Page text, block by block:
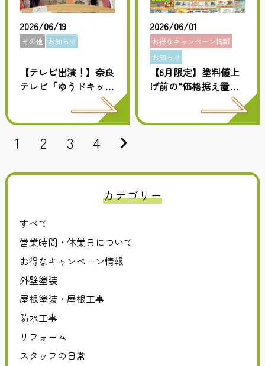
2026/06/19
その他 お知らせ
【テレビ出演！】奈良
テレビ「ゆうドキッ」
にひなたペイントの斉
藤社長が生出演しまし
た！
2026/06/01
お得なキャンペーン情報
お知らせ
【6月限定】塗料値上
げ前の“価格据え置
1 2 3 4
カテゴリー
すべて
営業時間・休業日について
お得なキャンペーン情報
外壁塗装
屋根塗装・屋根工事
防水工事
リフォーム
スタッフの日常